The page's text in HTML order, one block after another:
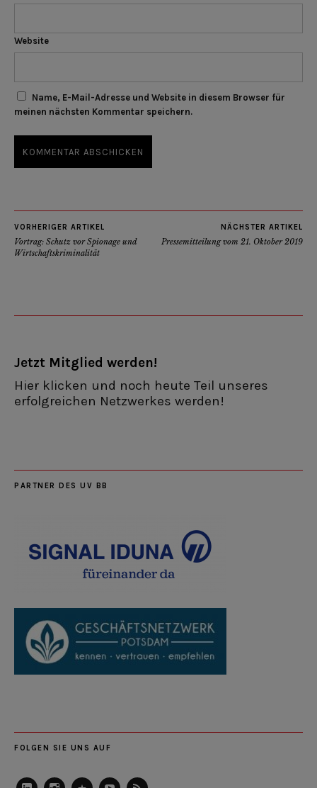
Website
Name, E-Mail-Adresse und Website in diesem Browser für
meinen nächsten Kommentar speichern.
VORHERIGER ARTIKEL
Vortrag: Schutz vor Spionage und
Wirtschaftskriminalität
NÄCHSTER ARTIKEL
Pressemitteilung vom 21. Oktober 2019
Jetzt Mitglied werden!
Hier klicken und noch heute Teil unseres
erfolgreichen Netzwerkes werden!
PARTNER DES UV BB
FOLGEN SIE UNS AUF